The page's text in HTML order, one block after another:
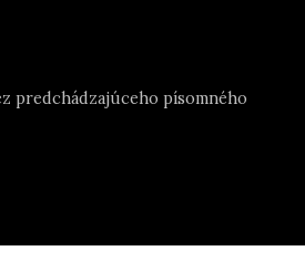
predchádzajúceho písomného